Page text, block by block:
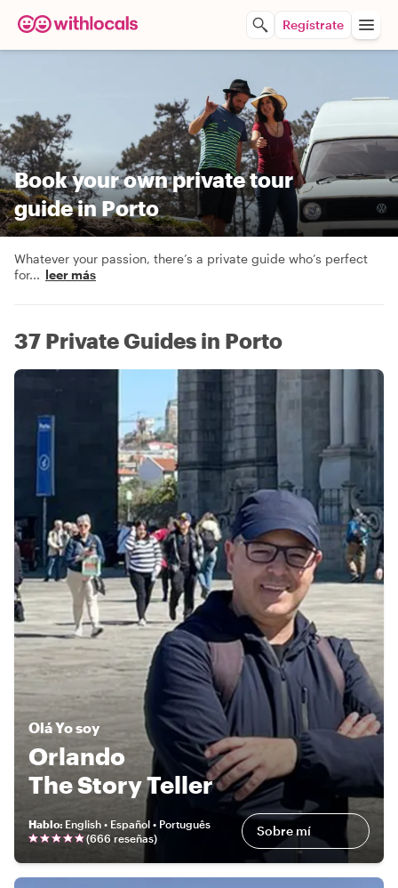
Regístrate
Book your own private tour
guide in Porto
Whatever your passion, there’s a private guide who’s perfect
for... leer más
37 Private Guides in Porto
OláYo soy
Orlando
The Story Teller
Hablo: English • Español • Português
(666 reseñas) Sobre mí